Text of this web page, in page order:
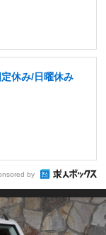
休み/日曜休み
by